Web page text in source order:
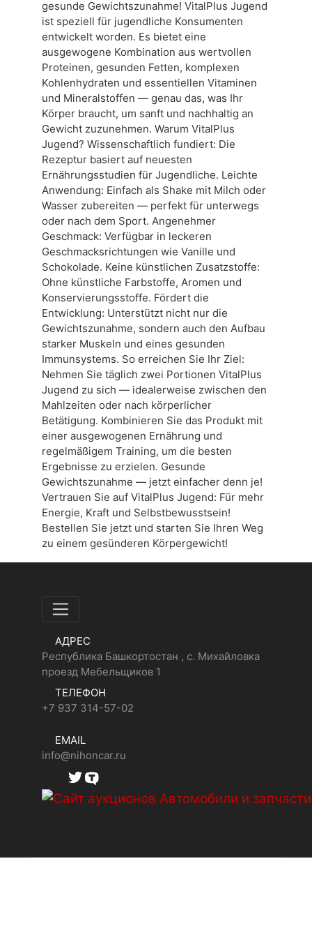
gesunde Gewichtszunahme! VitalPlus Jugend
ist speziell für jugendliche Konsumenten
entwickelt worden. Es bietet eine
ausgewogene Kombination aus wertvollen
Proteinen, gesunden Fetten, komplexen
Kohlenhydraten und essentiellen Vitaminen
und Mineralstoffen — genau das, was Ihr
Körper braucht, um sanft und nachhaltig an
Gewicht zuzunehmen. Warum VitalPlus
Jugend? Wissenschaftlich fundiert: Die
Rezeptur basiert auf neuesten
Ernährungsstudien für Jugendliche. Leichte
Anwendung: Einfach als Shake mit Milch oder
Wasser zubereiten — perfekt für unterwegs
oder nach dem Sport. Angenehmer
Geschmack: Verfügbar in leckeren
Geschmacksrichtungen wie Vanille und
Schokolade. Keine künstlichen Zusatzstoffe:
Ohne künstliche Farbstoffe, Aromen und
Konservierungsstoffe. Fördert die
Entwicklung: Unterstützt nicht nur die
Gewichtszunahme, sondern auch den Aufbau
starker Muskeln und eines gesunden
Immunsystems. So erreichen Sie Ihr Ziel:
Nehmen Sie täglich zwei Portionen VitalPlus
Jugend zu sich — idealerweise zwischen den
Mahlzeiten oder nach körperlicher
Betätigung. Kombinieren Sie das Produkt mit
einer ausgewogenen Ernährung und
regelmäßigem Training, um die besten
Ergebnisse zu erzielen. Gesunde
Gewichtszunahme — jetzt einfacher denn je!
Vertrauen Sie auf VitalPlus Jugend: Für mehr
Energie, Kraft und Selbstbewusstsein!
Bestellen Sie jetzt und starten Sie Ihren Weg
zu einem gesünderen Körpergewicht!
АДРЕС
Республика Башкортостан , с. Михайловка
проезд Мебельщиков 1
ТЕЛЕФОН
+7 937 314-57-02
EMAIL
info@nihoncar.ru